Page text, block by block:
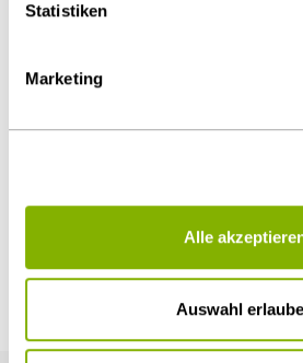
Statistiken
Marketing
Alle
Auswahl
Öffentlicher Sektor und Vergabe
Weitere Artikel